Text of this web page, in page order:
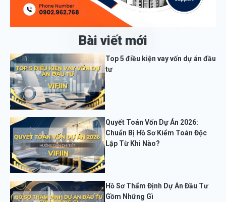
Bài viết mới
Top 5 điều kiện vay vốn dự án đầu
tư
Quyết Toán Vốn Dự Án 2026:
Chuẩn Bị Hồ Sơ Kiểm Toán Độc
Lập Từ Khi Nào?
Hồ Sơ Thẩm Định Dự Án Đầu Tư
Gồm Những Gì